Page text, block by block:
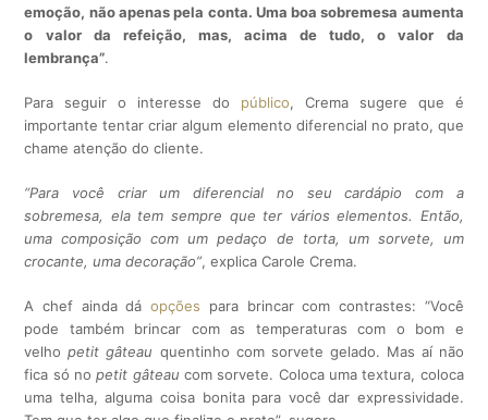
emoção, não apenas pela conta. Uma boa sobremesa aumenta
o valor da refeição, mas, acima de tudo, o valor da
lembrança”.
Para seguir o interesse do público, Crema sugere que é
importante tentar criar algum elemento diferencial no prato, que
chame atenção do cliente.
“Para você criar um diferencial no seu cardápio com a
sobremesa, ela tem sempre que ter vários elementos. Então,
uma composição com um pedaço de torta, um sorvete, um
crocante, uma decoração”, explica Carole Crema.
A chef ainda dáopções para brincar com contrastes: “Você
pode também brincar com as temperaturas com o bom e
velho petit gâteau quentinho com sorvete gelado. Mas aí não
fica só nopetit gâteau com sorvete. Coloca uma textura, coloca
uma telha, alguma coisa bonita para você dar expressividade.